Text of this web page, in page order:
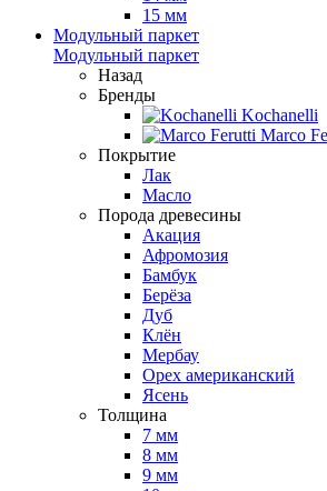
15 мм
Модульный паркет
Модульный паркет
Назад
Бренды
Kochanelli
Marco
Покрытие
Лак
Масло
Порода древесины
Акация
Афромозия
Бамбук
Берёза
Дуб
Клён
Мербау
Орех американский
Ясень
Толщина
7 мм
8 мм
9 мм